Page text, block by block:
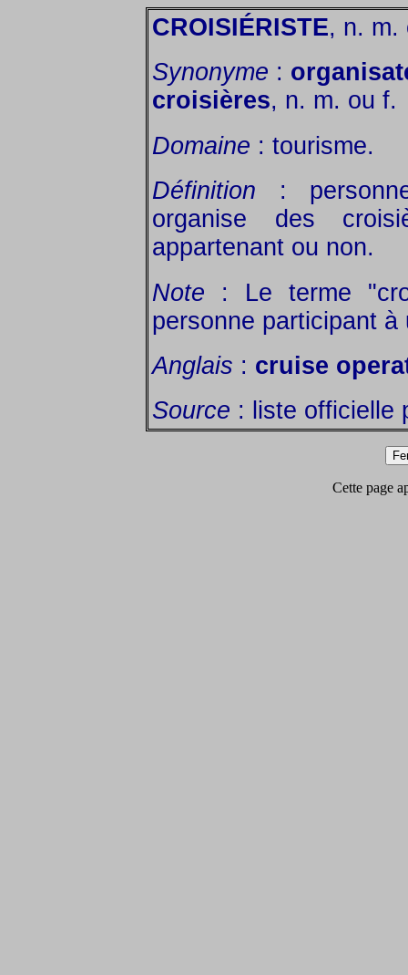
CROISIÉRISTE, n. m.
Synonyme :
croisières, n. m. ou f.
Domaine : tourisme.
Définition :
organise des
appartenant ou non.
Note : Le terme
personne participant à
Anglais : cruise
Source : liste officielle
Cette page